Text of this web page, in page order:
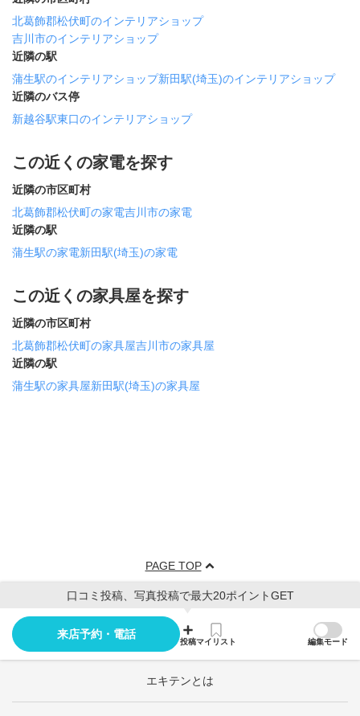
北葛飾郡松伏町のインテリアショップ
吉川市のインテリアショップ
近隣の駅
蒲生駅のインテリアショップ新田駅(埼玉)のインテリアショップ
近隣のバス停
新越谷駅東口のインテリアショップ
この近くの家電を探す
近隣の市区町村
北葛飾郡松伏町の家電吉川市の家電
近隣の駅
蒲生駅の家電新田駅(埼玉)の家電
この近くの家具屋を探す
近隣の市区町村
北葛飾郡松伏町の家具屋吉川市の家具屋
近隣の駅
蒲生駅の家具屋新田駅(埼玉)の家具屋
PAGE TOP
口コミ投稿、写真投稿で最大20ポイントGET
来店予約・電話
投稿マイリスト 編集モード
エキテンとは